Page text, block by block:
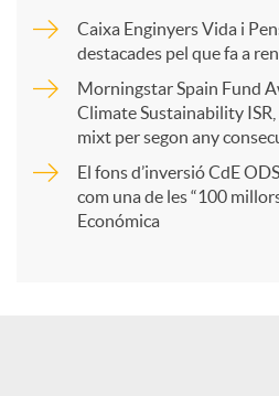
a
r
t
Caixa Enginyers Vida i
destacades pel que fa a
Morningstar Spain Fund
Climate Sustainability
mixt per segon any
El fons d’inversió CdE
com una de les “100
Económica